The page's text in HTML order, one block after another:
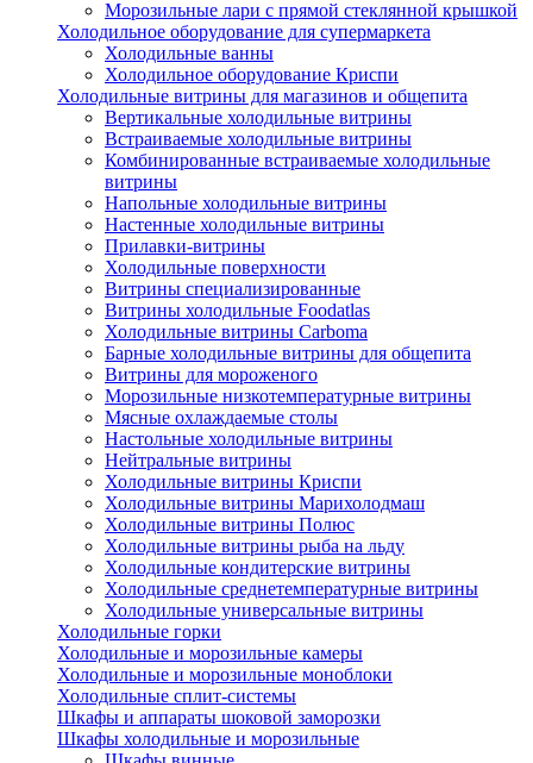
Морозильные лари с прямой стеклянной крышкой
Холодильное оборудование для супермаркета
Холодильные ванны
Холодильное оборудование Криспи
Холодильные витрины для магазинов и общепита
Вертикальные холодильные витрины
Встраиваемые холодильные витрины
Комбинированные встраиваемые холодильные
витрины
Напольные холодильные витрины
Настенные холодильные витрины
Прилавки-витрины
Холодильные поверхности
Витрины специализированные
Витрины холодильные Foodatlas
Холодильные витрины Carboma
Барные холодильные витрины для общепита
Витрины для мороженого
Морозильные низкотемпературные витрины
Мясные охлаждаемые столы
Настольные холодильные витрины
Нейтральные витрины
Холодильные витрины Криспи
Холодильные витрины Марихолодмаш
Холодильные витрины Полюс
Холодильные витрины рыба на льду
Холодильные кондитерские витрины
Холодильные среднетемпературные витрины
Холодильные универсальные витрины
Холодильные горки
Холодильные и морозильные камеры
Холодильные и морозильные моноблоки
Холодильные сплит-системы
Шкафы и аппараты шоковой заморозки
Шкафы холодильные и морозильные